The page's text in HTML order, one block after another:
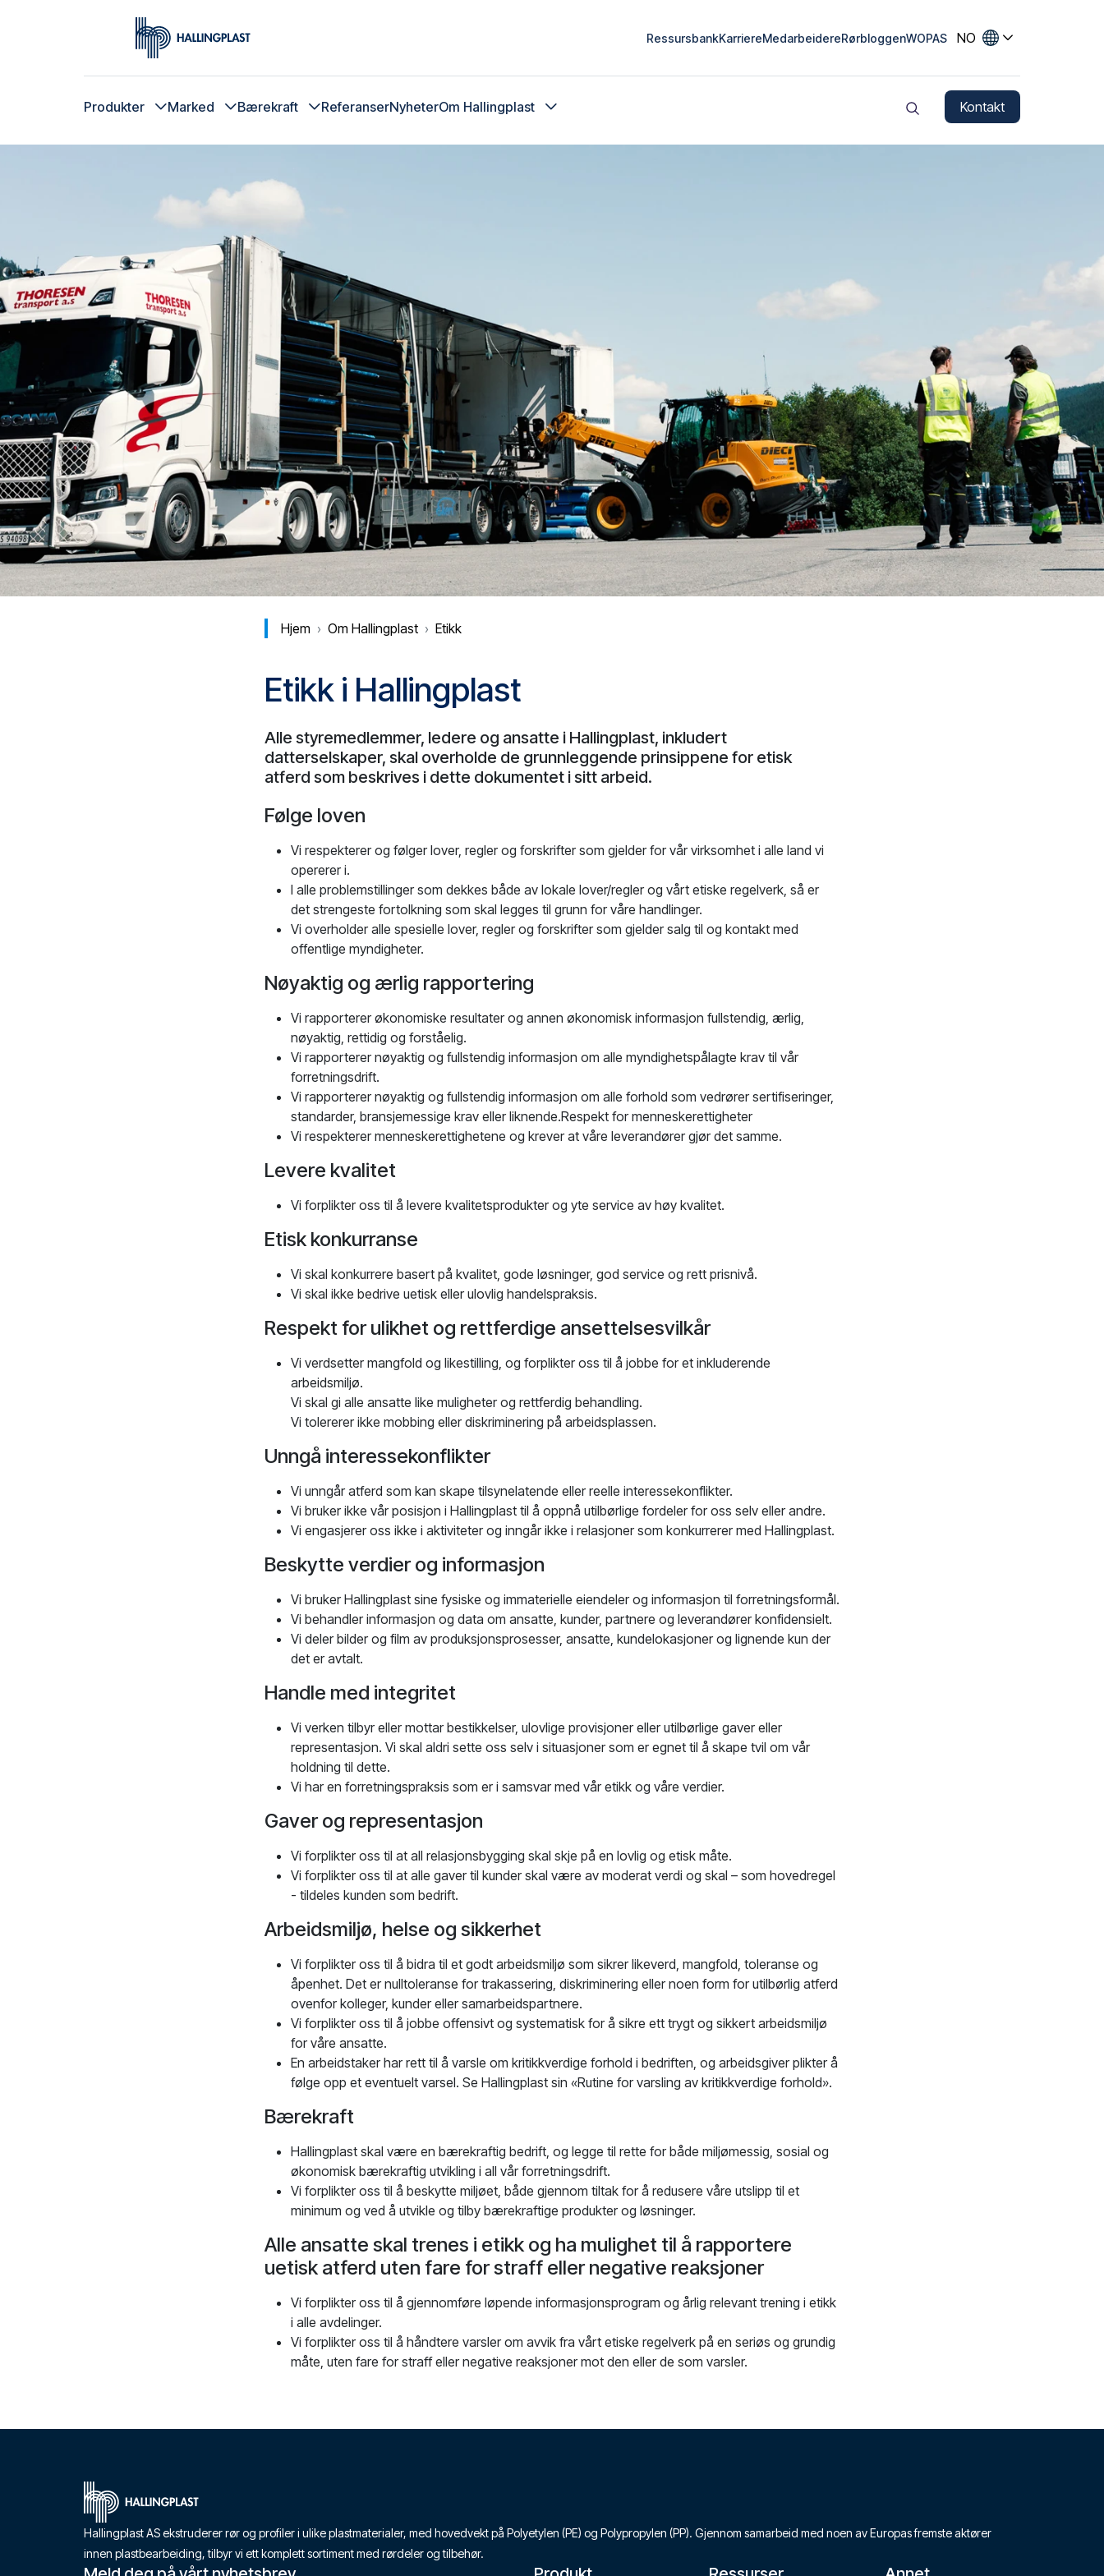
RessursbankKarriereMedarbeidereRørbloggenWOPAS
Språkvelger
NO
Produkter Marked Bærekraft ReferanserNyheterOm Hallingplast
Kontakt
HjemHjemOm Hallingplast Etikk
Etikk i Hallingplast
Alle styremedlemmer, ledere og ansatte i Hallingplast, inkludert
datterselskaper, skal overholde de grunnleggende prinsippene for etisk
atferd som beskrives i dette dokumentet i sitt arbeid.
Følge loven
Vi respekterer og følger lover, regler og forskrifter som gjelder for vår virksomhet i alle land vi
opererer i.
I alle problemstillinger som dekkes både av lokale lover/regler og vårt etiske regelverk, så er
det strengeste fortolkning som skal legges til grunn for våre handlinger.
Vi overholder alle spesielle lover, regler og forskrifter som gjelder salg til og kontakt med
offentlige myndigheter.
Nøyaktig og ærlig rapportering
Vi rapporterer økonomiske resultater og annen økonomisk informasjon fullstendig, ærlig,
nøyaktig, rettidig og forståelig.
Vi rapporterer nøyaktig og fullstendig informasjon om alle myndighetspålagte krav til vår
forretningsdrift.
Vi rapporterer nøyaktig og fullstendig informasjon om alle forhold som vedrører sertifiseringer,
standarder, bransjemessige krav eller liknende.Respekt for menneskerettigheter
Vi respekterer menneskerettighetene og krever at våre leverandører gjør det samme.
Levere kvalitet
Vi forplikter oss til å levere kvalitetsprodukter og yte service av høy kvalitet.
Etisk konkurranse
Vi skal konkurrere basert på kvalitet, gode løsninger, god service og rett prisnivå.
Vi skal ikke bedrive uetisk eller ulovlig handelspraksis.
Respekt for ulikhet og rettferdige ansettelsesvilkår
Vi verdsetter mangfold og likestilling, og forplikter oss til å jobbe for et inkluderende
arbeidsmiljø.
Vi skal gi alle ansatte like muligheter og rettferdig behandling.
Vi tolererer ikke mobbing eller diskriminering på arbeidsplassen.
Unngå interessekonflikter
Vi unngår atferd som kan skape tilsynelatende eller reelle interessekonflikter.
Vi bruker ikke vår posisjon i Hallingplast til å oppnå utilbørlige fordeler for oss selv eller andre.
Vi engasjerer oss ikke i aktiviteter og inngår ikke i relasjoner som konkurrerer med Hallingplast.
Beskytte verdier og informasjon
Vi bruker Hallingplast sine fysiske og immaterielle eiendeler og informasjon til forretningsformål.
Vi behandler informasjon og data om ansatte, kunder, partnere og leverandører konfidensielt.
Vi deler bilder og film av produksjonsprosesser, ansatte, kundelokasjoner og lignende kun der
det er avtalt.
Handle med integritet
Vi verken tilbyr eller mottar bestikkelser, ulovlige provisjoner eller utilbørlige gaver eller
representasjon. Vi skal aldri sette oss selv i situasjoner som er egnet til å skape tvil om vår
holdning til dette.
Vi har en forretningspraksis som er i samsvar med vår etikk og våre verdier.
Gaver og representasjon
Vi forplikter oss til at all relasjonsbygging skal skje på en lovlig og etisk måte.
Vi forplikter oss til at alle gaver til kunder skal være av moderat verdi og skal – som hovedregel
- tildeles kunden som bedrift.
Arbeidsmiljø, helse og sikkerhet
Vi forplikter oss til å bidra til et godt arbeidsmiljø som sikrer likeverd, mangfold, toleranse og
åpenhet. Det er nulltoleranse for trakassering, diskriminering eller noen form for utilbørlig atferd
ovenfor kolleger, kunder eller samarbeidspartnere.
Vi forplikter oss til å jobbe offensivt og systematisk for å sikre ett trygt og sikkert arbeidsmiljø
for våre ansatte.
En arbeidstaker har rett til å varsle om kritikkverdige forhold i bedriften, og arbeidsgiver plikter å
følge opp et eventuelt varsel. Se Hallingplast sin «Rutine for varsling av kritikkverdige forhold».
Bærekraft
Hallingplast skal være en bærekraftig bedrift, og legge til rette for både miljømessig, sosial og
økonomisk bærekraftig utvikling i all vår forretningsdrift.
Vi forplikter oss til å beskytte miljøet, både gjennom tiltak for å redusere våre utslipp til et
minimum og ved å utvikle og tilby bærekraftige produkter og løsninger.
Alle ansatte skal trenes i etikk og ha mulighet til å rapportere
uetisk atferd uten fare for straff eller negative reaksjoner
Vi forplikter oss til å gjennomføre løpende informasjonsprogram og årlig relevant trening i etikk
i alle avdelinger.
Vi forplikter oss til å håndtere varsler om avvik fra vårt etiske regelverk på en seriøs og grundig
måte, uten fare for straff eller negative reaksjoner mot den eller de som varsler.
Hjem
Hallingplast AS ekstruderer rør og profiler i ulike plastmaterialer, med hovedvekt på Polyetylen (PE) og Polypropylen (PP). Gjennom samarbeid med noen av Europas fremste aktører
innen plastbearbeiding, tilbyr vi ett komplett sortiment med rørdeler og tilbehør.